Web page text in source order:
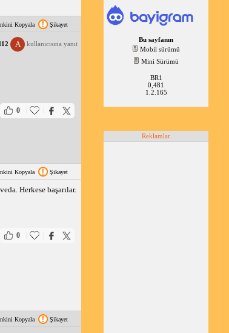
Kopyala Şikayet
A kullanıcısına yanıt
0
Kopyala Şikayet
Herkese başarılar.
0
Kopyala Şikayet
Bu sayfanın
Mobil sürümü
Mini Sürümü
BR1
0,481
1.2.165
Reklamlar